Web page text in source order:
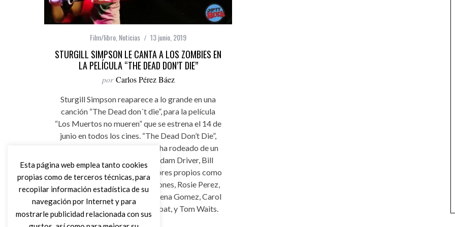
Film/libro Noticias 13 junio, 2019
STURGILL SIMPSON LE CANTA A LOS ZOMBIES EN
LA PELÍCULA “THE DEAD DON’T DIE”
por Carlos Pérez Báez
Sturgill Simpson reaparece a lo grande en una
canción “The Dead don´t die”, para la película
“Los Muertos no mueren” que se estrena el 14 de
junio en todos los cines. “The Dead Don’t Die”,
dirigida por Jim Jarmusch, se ha rodeado de un
gran reparto formado por Adam Driver, Bill
Murray, Steve Buscemi y nombres propios como
Danny Glover, Caleb Landry Jones, Rosie Perez,
Iggy Pop, Sara Driver, RZA, Selena Gomez, Carol
Kane, Austin Butler, Luka Sabbat, y Tom Waits.
Esta página web emplea tanto cookies
propias como de terceros técnicas, para
recopilar información estadística de su
navegación por Internet y para
mostrarle publicidad relacionada con sus